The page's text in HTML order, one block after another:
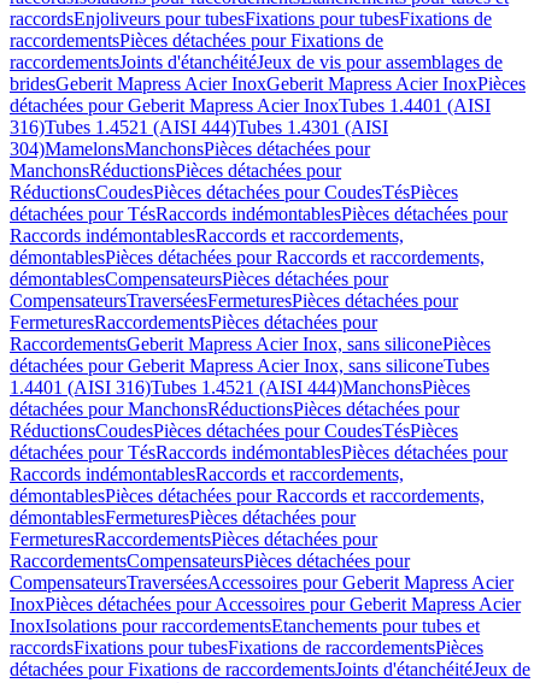
raccordsEnjoliveurs pour tubesFixations pour tubesFixations de
raccordementsPièces détachées pour Fixations de
raccordementsJoints d'étanchéitéJeux de vis pour assemblages de
bridesGeberit Mapress Acier InoxGeberit Mapress Acier InoxPièces
détachées pour Geberit Mapress Acier InoxTubes 1.4401 (AISI
316)Tubes 1.4521 (AISI 444)Tubes 1.4301 (AISI
304)MamelonsManchonsPièces détachées pour
ManchonsRéductionsPièces détachées pour
RéductionsCoudesPièces détachées pour CoudesTésPièces
détachées pour TésRaccords indémontablesPièces détachées pour
Raccords indémontablesRaccords et raccordements,
démontablesPièces détachées pour Raccords et raccordements,
démontablesCompensateursPièces détachées pour
CompensateursTraverséesFermeturesPièces détachées pour
FermeturesRaccordementsPièces détachées pour
RaccordementsGeberit Mapress Acier Inox, sans siliconePièces
détachées pour Geberit Mapress Acier Inox, sans siliconeTubes
1.4401 (AISI 316)Tubes 1.4521 (AISI 444)ManchonsPièces
détachées pour ManchonsRéductionsPièces détachées pour
RéductionsCoudesPièces détachées pour CoudesTésPièces
détachées pour TésRaccords indémontablesPièces détachées pour
Raccords indémontablesRaccords et raccordements,
démontablesPièces détachées pour Raccords et raccordements,
démontablesFermeturesPièces détachées pour
FermeturesRaccordementsPièces détachées pour
RaccordementsCompensateursPièces détachées pour
CompensateursTraverséesAccessoires pour Geberit Mapress Acier
InoxPièces détachées pour Accessoires pour Geberit Mapress Acier
InoxIsolations pour raccordementsEtanchements pour tubes et
raccordsFixations pour tubesFixations de raccordementsPièces
détachées pour Fixations de raccordementsJoints d'étanchéitéJeux de